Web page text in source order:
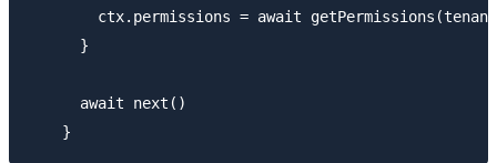
ctx.permissions = await
      }
      await next()